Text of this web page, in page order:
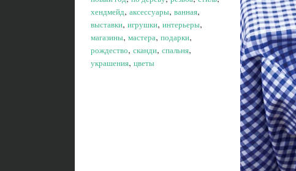
хендмейд, аксессуары, ванная,
выставки, игрушки, интерьеры,
магазины, мастера, подарки,
рождество, сканди, спальня,
украшения, цветы